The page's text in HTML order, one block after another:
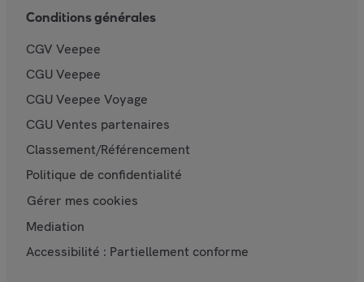
Conditions générales
CGV Veepee
CGU Veepee
CGU Veepee Voyage
CGU Ventes partenaires
Classement/Référencement
Politique de confidentialité
Gérer mes cookies
Mediation
Accessibilité : Partiellement conforme